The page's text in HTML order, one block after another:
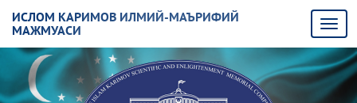
ИСЛОМ КАРИМОВ ИЛМИЙ-МАЪРИФИЙ
МАЖМУАСИ